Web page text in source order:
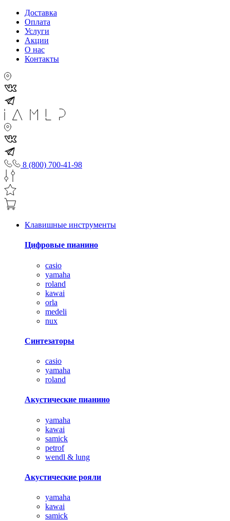
Доставка
Оплата
Услуги
Акции
О нас
Контакты
8 (800) 700-41-98
Клавишные инструменты
Цифровые пианино
casio
yamaha
roland
kawai
orla
medeli
nux
Синтезаторы
casio
yamaha
roland
Акустические пианино
yamaha
kawai
samick
petrof
wendl & lung
Акустические рояли
yamaha
kawai
samick